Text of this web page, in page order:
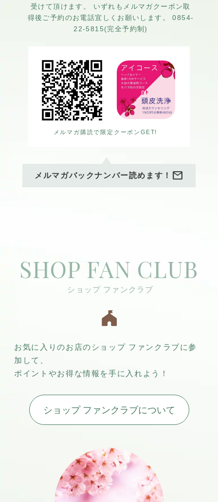
なクール洗浄でリフレッシュ
して下さい。
受けて頂けます。 いずれもメルマガクーポン取
得後ご予約のお電話宜しくお願いします。 0854-
22-5815(完全予約制)
メルマガ購読で限定クーポンGET!
メルマガバックナンバー読めます！ mail
SHOP FAN CLUB
お気に入りのお店のショップ ファンクラブに参
加して、
ポイントやお得な情報を手に入れよう！
ショップ ファンクラブについて